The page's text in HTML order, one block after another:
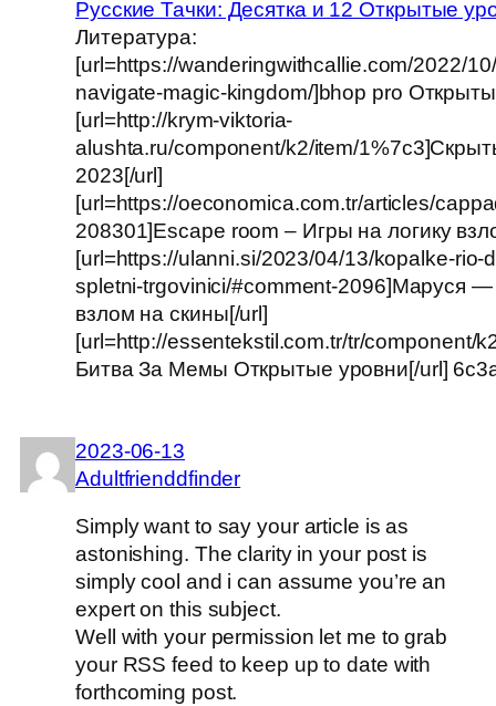
Русские Тачки: Десятка и 12 Открытые
Литература:
[url=https://wanderingwithcallie.com/2022/
navigate-magic-kingdom/]bhop pro
[url=http://krym-viktoria-
alushta.ru/component/k2/item/
2023[/url]
[url=https://oeconomica.com.tr/articles/
208301]Escape room – Игры на логику
[url=https://ulanni.si/2023/04/13/kopalke-rio-
spletni-trgovinici/#comment-2096]Маруся
взлом на скины[/url]
[url=http://essentekstil.com.tr/tr/component/
Битва За Мемы Открытые уровни[/url]
2023-06-13
Adultfrienddfinder
Simply want to say your article is as
astonishing. The clarity in your post is
simply cool and i can assume you’re an
expert on this subject.
Well with your permission let me to grab
your RSS feed to keep up to date with
forthcoming post.